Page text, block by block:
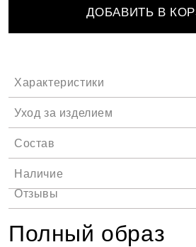
ДОБАВИТЬ В
Полный образ